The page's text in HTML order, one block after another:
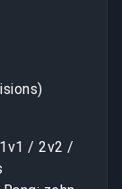
/ 2v2 /